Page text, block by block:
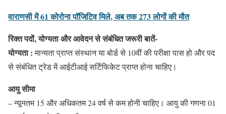
वाराणसी में 61 कोरोना पॉजिटिव मिले, अब तक 273 लोगों की मौत
रिक्त पदों, योग्यता और आवेदन से संबंधित जरूरी बातें-
योग्यता :मान्यता प्राप्त संस्थान या बोर्ड से 10वीं की परीक्षा पास हो और पद
से संबंधित ट्रेड में आईटीआई सर्टिफिकेट प्राप्त होना चाहिए।
आयु सीमा
– न्यूनतम 15 और अधिकतम 24 वर्ष से कम होनी चाहिए। आयु की गणना 01